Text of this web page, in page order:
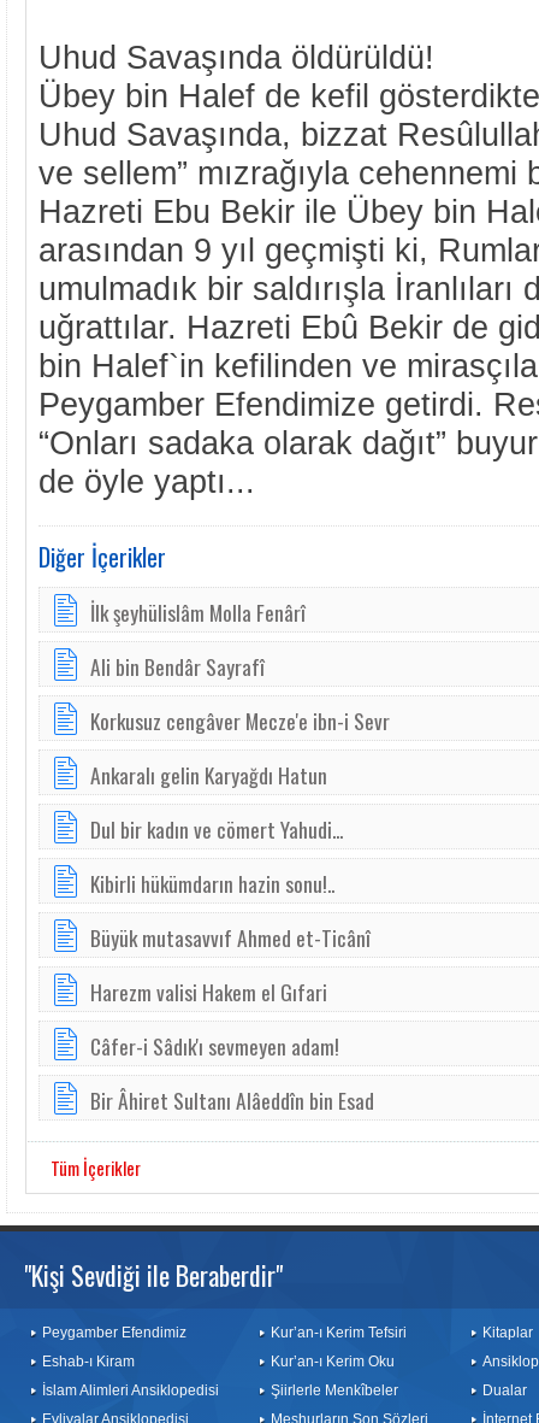
Uhud Savaşında öldürüldü!
Übey bin Halef de kefil
Uhud Savaşında, bizzat
ve sellem” mızrağıyla cehennemi
Hazreti Ebu Bekir ile Übey bin
arasından 9 yıl geçmişti ki,
umulmadık bir saldırışla
uğrattılar. Hazreti Ebû Bekir de
bin Halef`in kefilinden ve
Peygamber Efendimize getirdi.
“Onları sadaka olarak dağıt”
de öyle yaptı...
Diğer İçerikler
İlk şeyhülislâm Molla Fenârî
Ali bin Bendâr Sayrafî
Korkusuz cengâver Mecze'e ibn-i Sevr
Ankaralı gelin Karyağdı Hatun
Dul bir kadın ve cömert Yahudi...
Kibirli hükümdarın hazin sonu!..
Büyük mutasavvıf Ahmed et-Ticânî
Harezm valisi Hakem el Gıfari
Câfer-i Sâdık'ı sevmeyen adam!
Bir Âhiret Sultanı Alâeddîn bin Esad
Tüm İçerikler
"Kişi Sevdiği ile Beraberdir"
Peygamber Efendimiz
Eshab-ı Kiram
İslam Alimleri Ansiklopedisi
Evliyalar Ansiklopedisi
Kur’an-ı Kerim Tefsiri
Kur’an-ı Kerim Oku
Şiirlerle Menkîbeler
Meşhurların Son Sözleri
Kitaplar
Dualar
İnternet